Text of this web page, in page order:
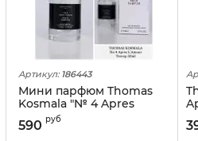
Артикул: 186443
Мини парфюм Thomas
Kosmala "№ 4 Apres
L'Amour Eau De Parfum"
EDP 50 ml
590 руб